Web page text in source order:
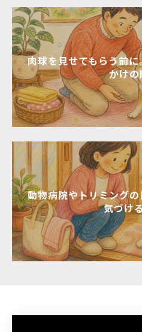
肉球を見せてもらう前
かけ
動物病院やトリミング
気づけ